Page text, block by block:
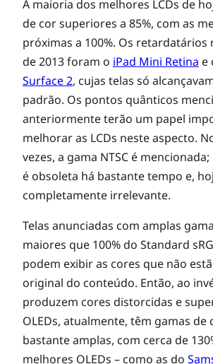
A maioria dos melhores LCDs de
de cor superiores a 85%, com as
próximas a 100%. Os retardatários
de 2013 foram o iPad Mini Retina e
Surface 2, cujas telas só
padrão. Os pontos quânticos
anteriormente terão um papel
melhorar as LCDs neste aspecto.
vezes, a gama NTSC é
é obsoleta há bastante tempo e,
completamente irrelevante.
Telas anunciadas com amplas
maiores que 100% do Standard
podem exibir as cores que não
original do conteúdo. Então, ao
produzem cores distorcidas e
OLEDs, atualmente, têm gamas de
bastante amplas, com cerca de
melhores OLEDs – como as do